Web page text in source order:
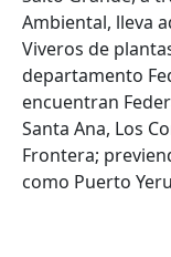
Ambiental, lleva
Viveros de
departamento
encuentran
Santa Ana, Los
Frontera;
como Puerto